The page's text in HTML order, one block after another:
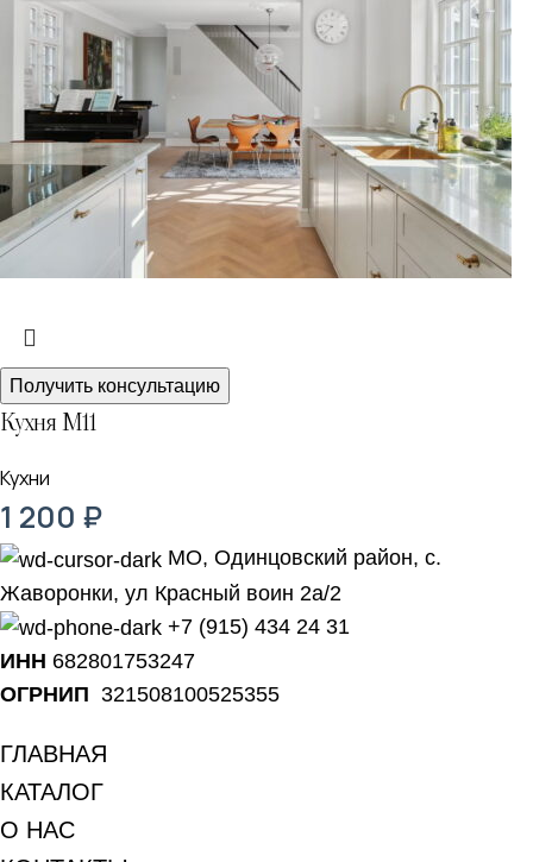
Получить консультацию
Кухня М11
Кухни
1 200 ₽
МО, Одинцовский район, с.
Жаворонки, ул Красный воин 2а/2
+7 (915) 434 24 31
ИНН 682801753247
ОГРНИП 321508100525355
ГЛАВНАЯ
КАТАЛОГ
О НАС